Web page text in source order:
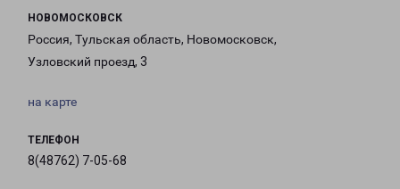
НОВОМОСКОВСК
Россия, Тульская область, Новомосковск,
Узловский проезд, 3
на карте
ТЕЛЕФОН
8(48762) 7-05-68